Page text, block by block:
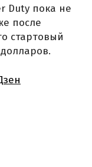
Duty пока не
после
стартовый